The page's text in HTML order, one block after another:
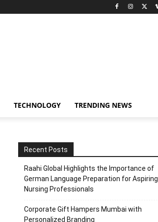
TECHNOLOGY TRENDING NEWS
Recent Posts
Raahi Global Highlights the Importance of
German Language Preparation for Aspiring
Nursing Professionals
Corporate Gift Hampers Mumbai with
Personalized Branding